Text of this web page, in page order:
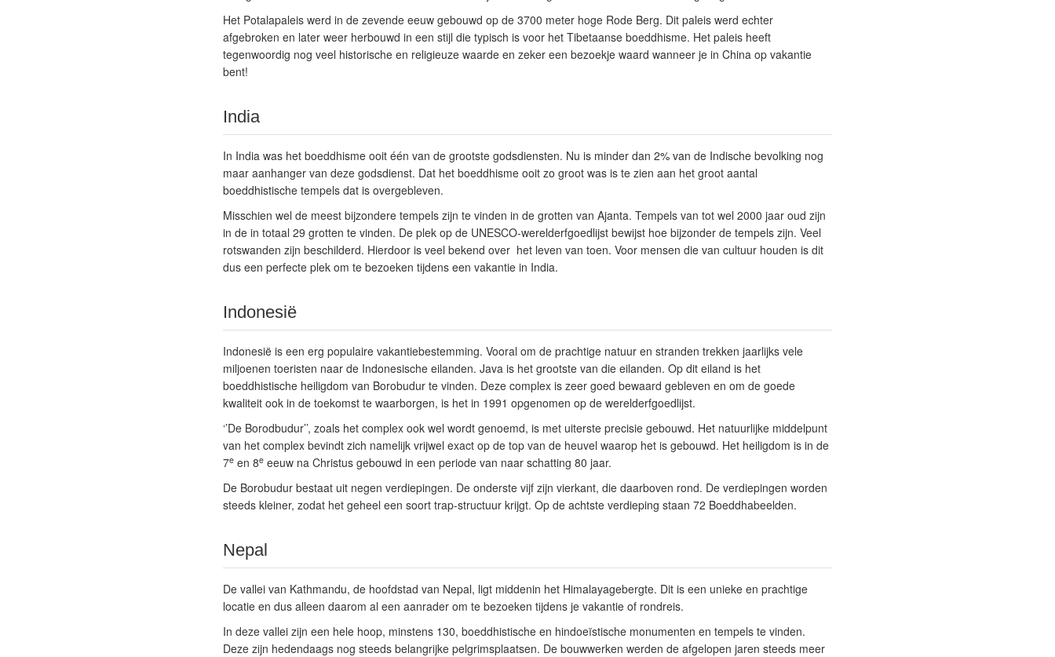
Het Potalapaleis werd in de zevende eeuw gebouwd op de 3700 meter hoge Rode Berg. Dit paleis werd echter
afgebroken en later weer herbouwd in een stijl die typisch is voor het Tibetaanse boeddhisme. Het paleis heeft
tegenwoordig nog veel historische en religieuze waarde en zeker een bezoekje waard wanneer je in China op vakantie
bent!
India
In India was het boeddhisme ooit één van de grootste godsdiensten. Nu is minder dan 2% van de Indische bevolking nog
maar aanhanger van deze godsdienst. Dat het boeddhisme ooit zo groot was is te zien aan het groot aantal
boeddhistische tempels dat is overgebleven.
Misschien wel de meest bijzondere tempels zijn te vinden in de grotten van Ajanta. Tempels van tot wel 2000 jaar oud zijn
in de in totaal 29 grotten te vinden. De plek op de UNESCO-werelderfgoedlijst bewijst hoe bijzonder de tempels zijn. Veel
rotswanden zijn beschilderd. Hierdoor is veel bekend over het leven van toen. Voor mensen die van cultuur houden is dit
dus een perfecte plek om te bezoeken tijdens een vakantie in India.
Indonesië
Indonesië is een erg populaire vakantiebestemming. Vooral om de prachtige natuur en stranden trekken jaarlijks vele
miljoenen toeristen naar de Indonesische eilanden. Java is het grootste van die eilanden. Op dit eiland is het
boeddhistische heiligdom van Borobudur te vinden. Deze complex is zeer goed bewaard gebleven en om de goede
kwaliteit ook in de toekomst te waarborgen, is het in 1991 opgenomen op de werelderfgoedlijst.
‘’De Borodbudur’’, zoals het complex ook wel wordt genoemd, is met uiterste precisie gebouwd. Het natuurlijke middelpunt
van het complex bevindt zich namelijk vrijwel exact op de top van de heuvel waarop het is gebouwd. Het heiligdom is in de
7een 8eeeuw na Christus gebouwd in een periode van naar schatting 80 jaar.
De Borobudur bestaat uit negen verdiepingen. De onderste vijf zijn vierkant, die daarboven rond. De verdiepingen worden
steeds kleiner, zodat het geheel een soort trap-structuur krijgt. Op de achtste verdieping staan 72 Boeddhabeelden.
Nepal
De vallei van Kathmandu, de hoofdstad van Nepal, ligt middenin het Himalayagebergte. Dit is een unieke en prachtige
locatie en dus alleen daarom al een aanrader om te bezoeken tijdens je vakantie of rondreis.
In deze vallei zijn een hele hoop, minstens 130, boeddhistische en hindoeïstische monumenten en tempels te vinden.
Deze zijn hedendaags nog steeds belangrijke pelgrimsplaatsen. De bouwwerken werden de afgelopen jaren steeds meer